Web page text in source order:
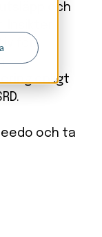
och
för
enligt
och ta